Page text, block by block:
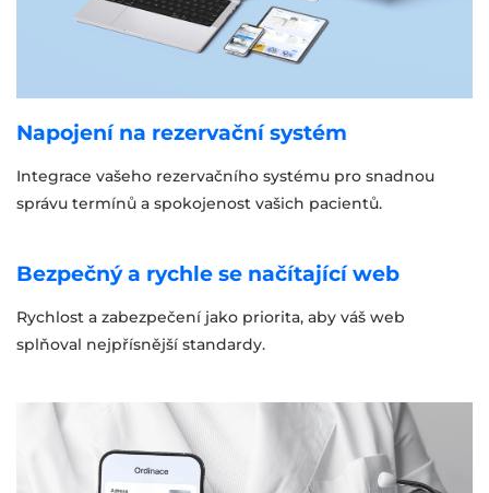
Napojení na rezervační systém
Integrace vašeho rezervačního systému pro snadnou
správu termínů a spokojenost vašich pacientů.
Bezpečný a rychle se načítající web
Rychlost a zabezpečení jako priorita, aby váš web
splňoval nejpřísnější standardy.